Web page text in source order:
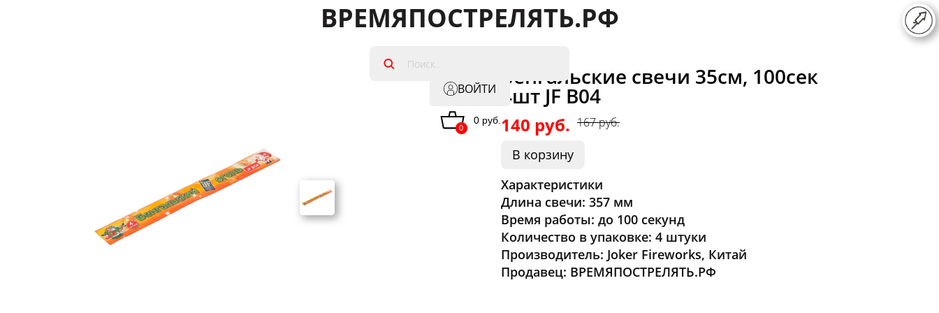
ВРЕМЯПОСТРЕЛЯТЬ.РФ
ВОЙТИ
0
0 руб.
Бенгальские свечи 35см, 100сек
4шт JF B04
140 руб. 167 руб.
В корзину
Характеристики
Длина свечи: 357 мм
Время работы: до 100 секунд
Количество в упаковке: 4 штуки
Производитель: Joker Fireworks, Китай
Продавец: ВРЕМЯПОСТРЕЛЯТЬ.РФ